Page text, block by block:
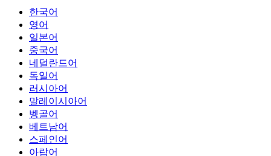
한국어
영어
일본어
중국어
네덜란드어
독일어
러시아어
말레이시아어
벵골어
베트남어
스페인어
아랍어